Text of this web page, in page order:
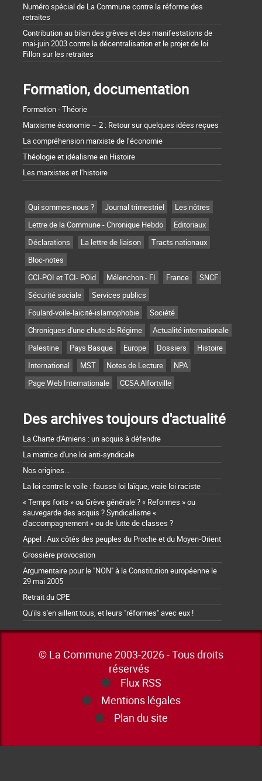
Numéro spécial de La Commune contre la réforme des
retraites
Contribution au bilan des grèves et des manifestations de
mai-juin 2003 contre la décentralisation et le projet de loi
Fillon sur les retraites
Formation, documentation
Formation - Théorie
Marxisme économie – 2 : Retour sur quelques idées reçues
La compréhension marxiste de l’économie
Théologie et idéalisme en Histoire
Les marxistes et l’histoire
Qui sommes-nous ? Journal trimestriel
Les nôtres
Lettre de la Commune - Chronique Hebdo
Editoriaux
Déclarations
La lettre de liaison
Tracts nationaux
Bloc-notes
CCI-POI et TCI- POid
Mélenchon - FI France
SNCF
Sécurité sociale
Services publics
Foulard-voile-laïcité-islamophobie
Société
Chroniques d'une chute de Régime
Actualité internationale
Palestine
Pays Basque Europe Dossiers
Histoire
International
MST Notes de Lecture
NPA
Page Web Internationale
CCSA Alfortville
Des archives toujours d'actualité
La Charte d'Amiens : un acquis à défendre
La matrice d'une loi anti-syndicale
Nos origines...
La loi contre le voile : fausse loi laïque, vraie loi raciste
« Temps forts » ou Grève générale ? « Reformes » ou
sauvegarde des acquis ? Syndicalisme «
d'accompagnement » ou de lutte de classes ?
Appel : Aux côtés des peuples du Proche et du Moyen-Orient
Grossière provocation
Argumentaire pour le "NON" à la Constitution européenne le
29 mai 2005
Retrait du CPE
Qu'ils s'en aillent tous, et leurs "réformes" avec eux !
© La Commune 2003-2026 - Tous droits
réservés
Flux RSS
Mentions légales
Plan du site